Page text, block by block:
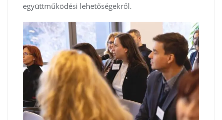
együttműködési lehetőségekről.